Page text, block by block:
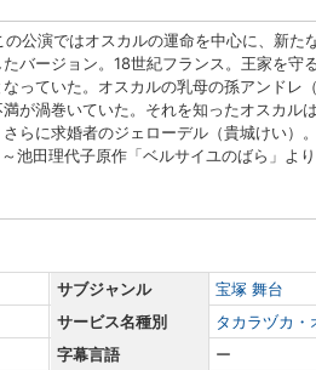
公演ではオスカルの運命を中心に、新た
バージョン。18世紀フランス。王家を守
っていた。オスカルの乳母の孫アンド
が渦巻いていた。それを知ったオスカル
らに求婚者のジェローデル（貴城けい）
田理代子原作「ベルサイユのばら」より
サブジャンル
宝塚 舞台
サービス名種別
タカラヅカ・
字幕言語
ー